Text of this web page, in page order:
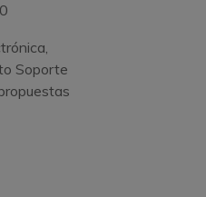
Soporte